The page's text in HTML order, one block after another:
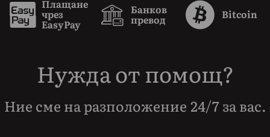
Плащане
чрез
EasyPay
Банков
превод
Bitcoin
Нужда от помощ?
Ние сме на разположение 24/7 за вас.